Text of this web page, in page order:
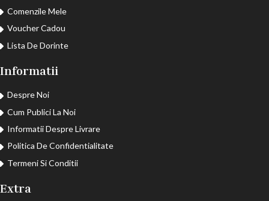
Comenzile Mele
Voucher Cadou
Lista De Dorinte
Informatii
Despre Noi
Cum Publici La Noi
Informatii Despre Livrare
Politica De Confidentialitate
Termeni Si Conditii
Extra